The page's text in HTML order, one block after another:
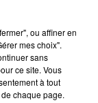
pause après
ou affiner en
mes choix".
sans
ce site. Vous
à tout
chaque page.